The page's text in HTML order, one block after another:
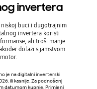
invertera
buci i dugotrajnim
invertera koristi
ali troši manje
dolazi s jamstvom
je na digitalni inverterski
ili kasnije. Za podnošenj
datumom kupnje. Primjenj